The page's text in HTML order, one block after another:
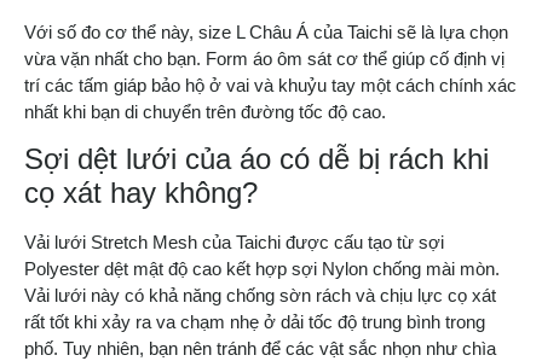
Với số đo cơ thể này, size L Châu Á của Taichi sẽ là lựa chọn
vừa vặn nhất cho bạn. Form áo ôm sát cơ thể giúp cố định vị
trí các tấm giáp bảo hộ ở vai và khuỷu tay một cách chính xác
nhất khi bạn di chuyển trên đường tốc độ cao.
Sợi dệt lưới của áo có dễ bị rách khi
cọ xát hay không?
Vải lưới Stretch Mesh của Taichi được cấu tạo từ sợi
Polyester dệt mật độ cao kết hợp sợi Nylon chống mài mòn.
Vải lưới này có khả năng chống sờn rách và chịu lực cọ xát
rất tốt khi xảy ra va chạm nhẹ ở dải tốc độ trung bình trong
phố. Tuy nhiên, bạn nên tránh để các vật sắc nhọn như chìa